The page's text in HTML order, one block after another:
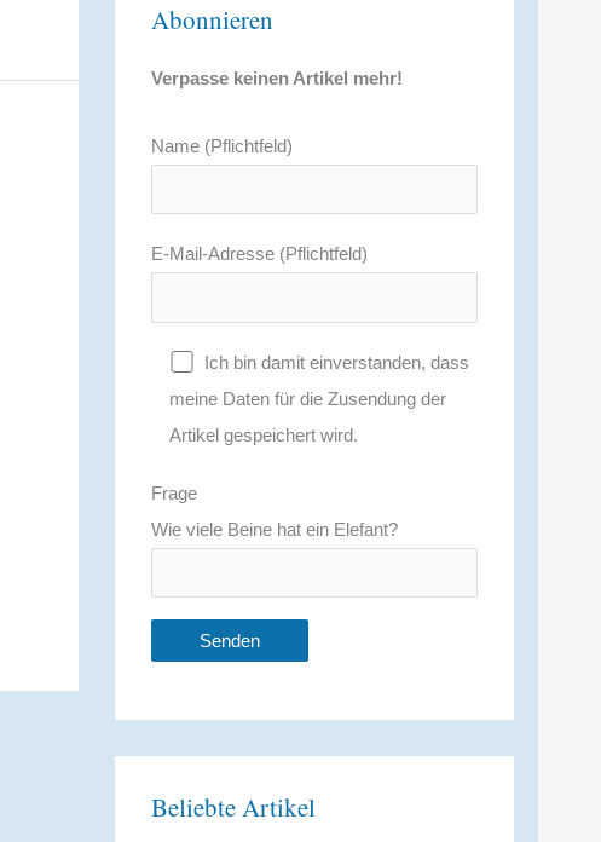
Abonnieren
Verpasse keinen Artikel mehr!
Name (Pflichtfeld)
E-Mail-Adresse (Pflichtfeld)
Ich bin damit einverstanden, dass
meine Daten für die Zusendung der
Artikel gespeichert wird.
Frage
Wie viele Beine hat ein Elefant?
e
Beliebte Artikel